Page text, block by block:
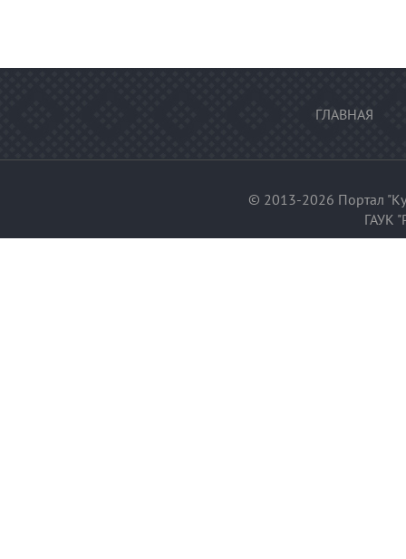
ГЛАВНАЯ
© 2013-2026 Портал
ГАУК